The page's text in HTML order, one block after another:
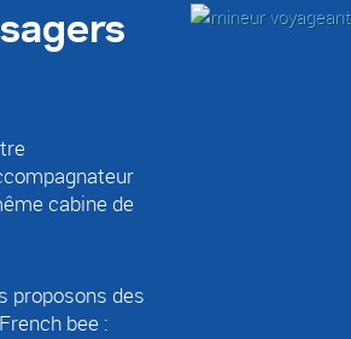
cabine de
proposons des
bee :